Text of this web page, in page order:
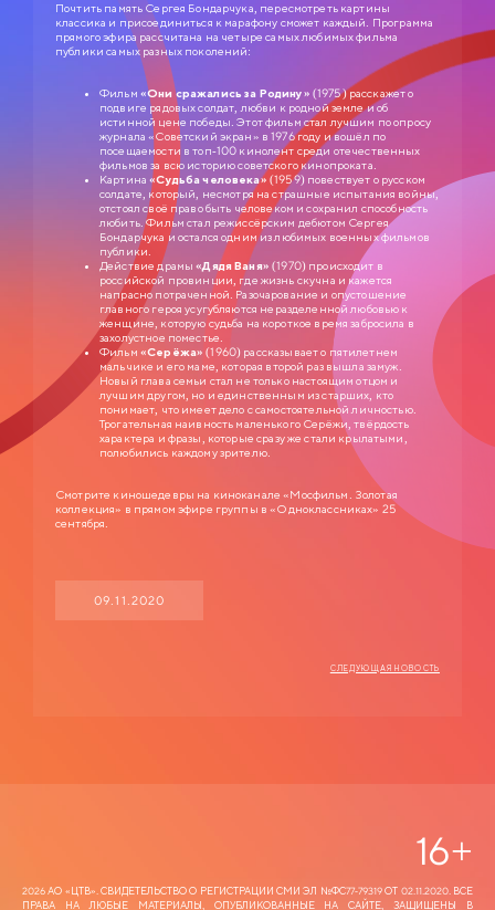
Почтить память Сергея Бондарчука, пересмотреть картины
классика и присоединиться к марафону сможет каждый. Программа
прямого эфира рассчитана на четыре самых любимых фильма
публики самых разных поколений:
Фильм «Они сражались за Родину» (1975) расскажет о
подвиге рядовых солдат, любви к родной земле и об
истинной цене победы. Этот фильм стал лучшим по опросу
журнала «Советский экран» в 1976 году и вошёл по
посещаемости в топ-100 кинолент среди отечественных
фильмов за всю историю советского кинопроката.
Картина«Судьба человека» (1959) повествует о русском
солдате, который, несмотря на страшные испытания войны,
отстоял своё право быть человеком и сохранил способность
любить. Фильм стал режиссёрским дебютом Сергея
Бондарчука и остался одним из любимых военных фильмов
публики.
Действие драмы«Дядя Ваня» (1970) происходит в
российской провинции, где жизнь скучна и кажется
напрасно потраченной. Разочарование и опустошение
главного героя усугубляются неразделенной любовью к
женщине, которую судьба на короткое время забросила в
захолустное поместье.
Фильм «Серёжа» (1960) рассказывает о пятилетнем
мальчике и его маме, которая второй раз вышла замуж.
Новый глава семьи стал не только настоящим отцом и
лучшим другом, но и единственным из старших, кто
понимает, что имеет дело с самостоятельной личностью.
Трогательная наивность маленького Серёжи, твёрдость
характера и фразы, которые сразу же стали крылатыми,
полюбились каждому зрителю.
Смотрите киношедевры на киноканале «Мосфильм. Золотая
коллекция» в прямом эфире группы в «Одноклассниках» 25
сентября.
09.11.2020
СЛЕДУЮЩАЯ НОВОСТЬ
2026 АО «ЦТВ‎». СВИДЕТЕЛЬСТВО О РЕГИСТРАЦИИ СМИ ЭЛ №ФС77-79319 ОТ 02.11.2020. ВСЕ
ПРАВА НА ЛЮБЫЕ МАТЕРИАЛЫ, ОПУБЛИКОВАННЫЕ НА САЙТЕ, ЗАЩИЩЕНЫ В
16+
СЛУЖЕБНЫЙ РОМАН
1977
ЗОЛОТАЯ КОЛЛЕКЦИЯ МОСФИЛЬМА
Анатолий Ефремович Новосельцев, рядовой служащий одного
статистического управления, — человек робкий и застенчивый. Для него
неплохо бы получить вакантное место зав. отделом, но он не знает как
подступиться к этому делу. Старый приятель Самохвалов советует ему
приударить за Людмилой Прокопьевной Калугиной, — сухарем в юбке и
директором заведения…